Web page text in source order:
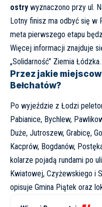
ostry wyznaczono przy ul.
Lotny finisz ma odbyć się w
meta pierwszego etapu
Więcej informacji znajduje
„Solidarność” Ziemia Łódzka.
Przez jakie
Bełchatów?
Po wyjeździe z Łodzi
Pabianice, Bychlew,
Duże, Jutroszew, Grabicę,
Kacprów, Bogdanów,
kolarze pojadą rundami po
Kwiatowej, Czyżewskiego i
opisuje Gmina Piątek oraz